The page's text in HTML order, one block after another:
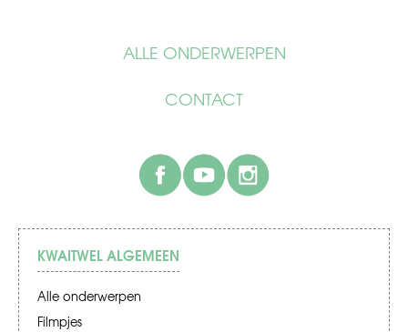
ALLE ONDERWERPEN
CONTACT
facebook
KWAITWEL ALGEMEEN
Alle onderwerpen
Filmpjes